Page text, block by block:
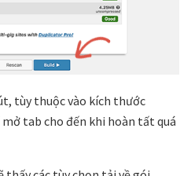
tùy thuộc vào kích thước
tab cho đến khi hoàn tất quá